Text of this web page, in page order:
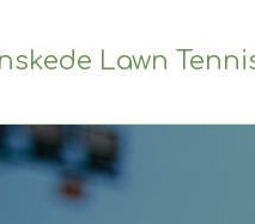
Lawn